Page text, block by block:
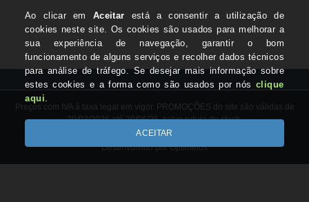
Preços com IVA à taxa legal em vigor. PROMOÇÕES do site são válidas de
20/03/2026 até 20/06/26, salvo rutura de stock.
Copyright © BICLAS.com 2026
Desenvolvido por Optimeios